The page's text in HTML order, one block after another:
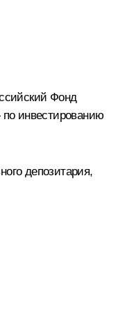
Фонд
инвестированию
депозитария,